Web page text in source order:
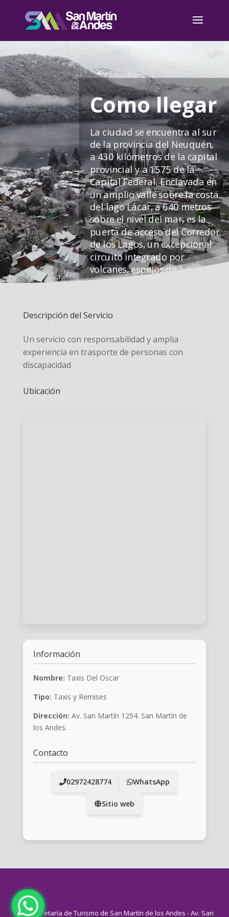
de
vídeo
Como llegar
La ciudad se encuentra al sur
de la provincia del Neuquén,
a 430 kilómetros de la capital
provincial y a 1575 de la
Capital Federal. Enclavada en
un amplio valle sobre la costa
del lago Lácar, a 640 metros
sobre el nivel del mar, es la
puerta de acceso del Corredor
de los Lagos, un excepcional
circuito integrado por
volcanes, espejos de agua,
arroyos, ríos y bosques
Descripción del Servicio
Un servicio con responsabilidad y amplia
experiencia en trasporte de personas con
discapacidad
Ubicación
Información
Nombre: Taxis Del Oscar
Tipo: Taxis y Remises
Dirección: Av. San Martín 1254. San Martín de
los Andes.
Contacto
02972428774 WhatsApp
Sitio web
Secretaría de Turismo de San Martín de los Andes - Av. San